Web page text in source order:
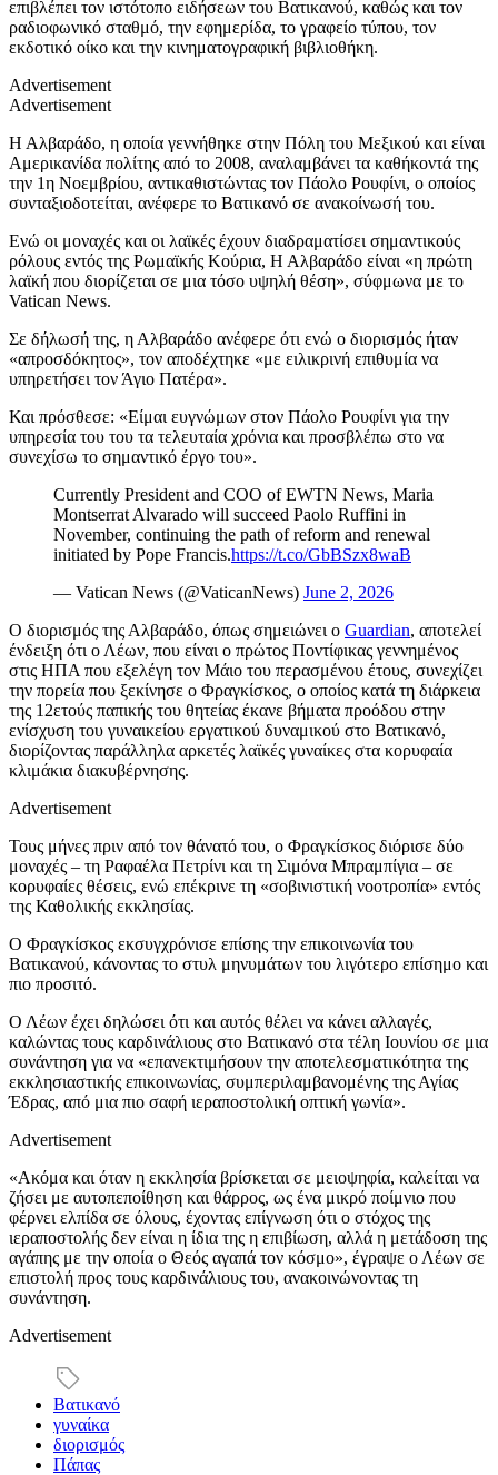
επιβλέπει τον ιστότοπο ειδήσεων του Βατικανού, καθώς και τον
ραδιοφωνικό σταθμό, την εφημερίδα, το γραφείο τύπου, τον
εκδοτικό οίκο και την κινηματογραφική βιβλιοθήκη.
Advertisement
Advertisement
Η Αλβαράδο, η οποία γεννήθηκε στην Πόλη του Μεξικού και είναι
Αμερικανίδα πολίτης από το 2008, αναλαμβάνει τα καθήκοντά της
την 1η Νοεμβρίου, αντικαθιστώντας τον Πάολο Ρουφίνι, ο οποίος
συνταξιοδοτείται, ανέφερε το Βατικανό σε ανακοίνωσή του.
Ενώ οι μοναχές και οι λαϊκές έχουν διαδραματίσει σημαντικούς
ρόλους εντός της Ρωμαϊκής Κούρια, Η Αλβαράδο είναι «η πρώτη
λαϊκή που διορίζεται σε μια τόσο υψηλή θέση», σύφμωνα με το
Vatican News.
Σε δήλωσή της, η Αλβαράδο ανέφερε ότι ενώ ο διορισμός ήταν
«απροσδόκητος», τον αποδέχτηκε «με ειλικρινή επιθυμία να
υπηρετήσει τον Άγιο Πατέρα».
Και πρόσθεσε: «Είμαι ευγνώμων στον Πάολο Ρουφίνι για την
υπηρεσία του του τα τελευταία χρόνια και προσβλέπω στο να
συνεχίσω το σημαντικό έργο του».
Currently President and COO of EWTN News, Maria
Montserrat Alvarado will succeed Paolo Ruffini in
November, continuing the path of reform and renewal
initiated by Pope Francis.https://t.co/GbBSzx8waB
— Vatican News (@VaticanNews) June 2, 2026
Ο διορισμός της Αλβαράδο, όπως σημειώνει ο Guardian, αποτελεί
ένδειξη ότι ο Λέων, που είναι ο πρώτος Ποντίφικας γεννημένος
στις ΗΠΑ που εξελέγη τον Μάιο του περασμένου έτους, συνεχίζει
την πορεία που ξεκίνησε ο Φραγκίσκος, ο οποίος κατά τη διάρκεια
της 12ετούς παπικής του θητείας έκανε βήματα προόδου στην
ενίσχυση του γυναικείου εργατικού δυναμικού στο Βατικανό,
διορίζοντας παράλληλα αρκετές λαϊκές γυναίκες στα κορυφαία
κλιμάκια διακυβέρνησης.
Advertisement
Τους μήνες πριν από τον θάνατό του, ο Φραγκίσκος διόρισε δύο
μοναχές – τη Ραφαέλα Πετρίνι και τη Σιμόνα Μπραμπίγια – σε
κορυφαίες θέσεις, ενώ επέκρινε τη «σοβινιστική νοοτροπία» εντός
της Καθολικής εκκλησίας.
Ο Φραγκίσκος εκσυγχρόνισε επίσης την επικοινωνία του
Βατικανού, κάνοντας το στυλ μηνυμάτων του λιγότερο επίσημο και
πιο προσιτό.
Ο Λέων έχει δηλώσει ότι και αυτός θέλει να κάνει αλλαγές,
καλώντας τους καρδινάλιους στο Βατικανό στα τέλη Ιουνίου σε μια
συνάντηση για να «επανεκτιμήσουν την αποτελεσματικότητα της
εκκλησιαστικής επικοινωνίας, συμπεριλαμβανομένης της Αγίας
Έδρας, από μια πιο σαφή ιεραποστολική οπτική γωνία».
Advertisement
«Ακόμα και όταν η εκκλησία βρίσκεται σε μειοψηφία, καλείται να
ζήσει με αυτοπεποίθηση και θάρρος, ως ένα μικρό ποίμνιο που
φέρνει ελπίδα σε όλους, έχοντας επίγνωση ότι ο στόχος της
ιεραποστολής δεν είναι η ίδια της η επιβίωση, αλλά η μετάδοση της
αγάπης με την οποία ο Θεός αγαπά τον κόσμο», έγραψε ο Λέων σε
επιστολή προς τους καρδινάλιους του, ανακοινώνοντας τη
συνάντηση.
Advertisement
Βατικανό
γυναίκα
διορισμός
Πάπας